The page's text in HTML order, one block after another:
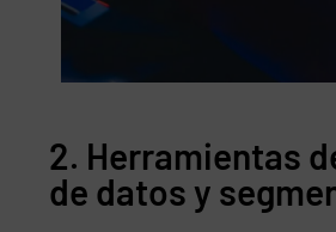
2. Herramientas
de datos y